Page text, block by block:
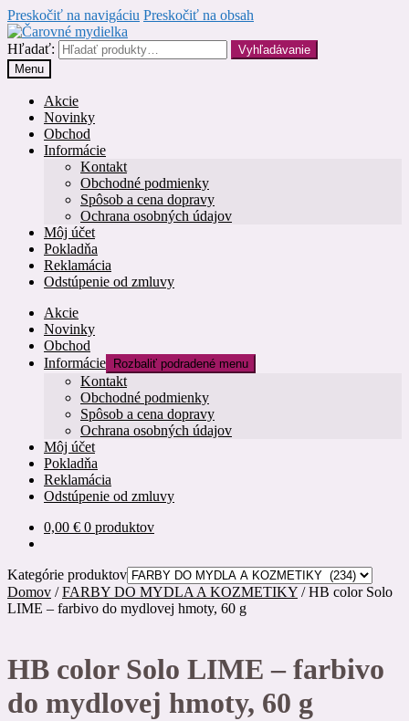
Preskočiť na navigáciu Preskočiť na obsah
Hľadať:
Vyhľadávanie
Menu
Akcie
Novinky
Obchod
Informácie
Kontakt
Obchodné podmienky
Spôsob a cena dopravy
Ochrana osobných údajov
Môj účet
Pokladňa
Reklamácia
Odstúpenie od zmluvy
Akcie
Novinky
Obchod
Informácie
Rozbaliť podradené menu
Kontakt
Obchodné podmienky
Spôsob a cena dopravy
Ochrana osobných údajov
Môj účet
Pokladňa
Reklamácia
Odstúpenie od zmluvy
0,00 € 0 produktov
Kategórie produktov
Domov /FARBY DO MYDLA A KOZMETIKY /HB color Solo
LIME – farbivo do mydlovej hmoty, 60 g
HB color Solo LIME – farbivo
do mydlovej hmoty, 60 g